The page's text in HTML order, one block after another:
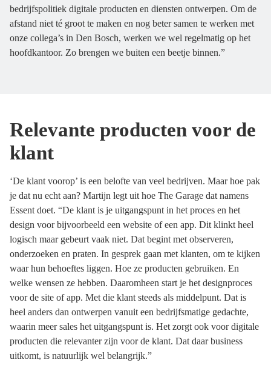
bedrijfspolitiek digitale producten en diensten ontwerpen. Om de
afstand niet té groot te maken en nog beter samen te werken met
onze collega’s in Den Bosch, werken we wel regelmatig op het
hoofdkantoor. Zo brengen we buiten een beetje binnen.”
Relevante producten voor de
klant
‘De klant voorop’ is een belofte van veel bedrijven. Maar hoe pak
je dat nu echt aan? Martijn legt uit hoe The Garage dat namens
Essent doet. “De klant is je uitgangspunt in het proces en het
design voor bijvoorbeeld een website of een app. Dit klinkt heel
logisch maar gebeurt vaak niet. Dat begint met observeren,
onderzoeken en praten. In gesprek gaan met klanten, om te kijken
waar hun behoeftes liggen. Hoe ze producten gebruiken. En
welke wensen ze hebben. Daaromheen start je het designproces
voor de site of app. Met die klant steeds als middelpunt. Dat is
heel anders dan ontwerpen vanuit een bedrijfsmatige gedachte,
waarin meer sales het uitgangspunt is. Het zorgt ook voor digitale
producten die relevanter zijn voor de klant. Dat daar business
uitkomt, is natuurlijk wel belangrijk.”